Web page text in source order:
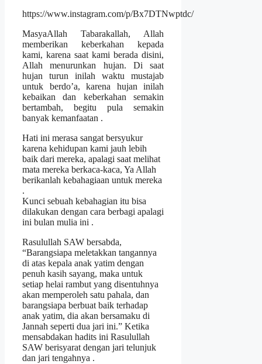
https://www.instagram.com/p/Bx7DTNwptdc/
MasyaAllah Tabarakallah, Allah
memberikan keberkahan kepada
kami, karena saat kami berada disini,
Allah menurunkan hujan. Di saat
hujan turun inilah waktu mustajab
untuk berdo’a, karena hujan inilah
kebaikan dan keberkahan semakin
bertambah, begitu pula semakin
banyak kemanfaatan .
Hati ini merasa sangat bersyukur
karena kehidupan kami jauh lebih
baik dari mereka, apalagi saat melihat
mata mereka berkaca-kaca, Ya Allah
berikanlah kebahagiaan untuk mereka
.
Kunci sebuah kebahagian itu bisa
dilakukan dengan cara berbagi apalagi
ini bulan mulia ini .
Rasulullah SAW bersabda,
“Barangsiapa meletakkan tangannya
di atas kepala anak yatim dengan
penuh kasih sayang, maka untuk
setiap helai rambut yang disentuhnya
akan memperoleh satu pahala, dan
barangsiapa berbuat baik terhadap
anak yatim, dia akan bersamaku di
Jannah seperti dua jari ini.” Ketika
mensabdakan hadits ini Rasulullah
SAW berisyarat dengan jari telunjuk
dan jari tengahnya .